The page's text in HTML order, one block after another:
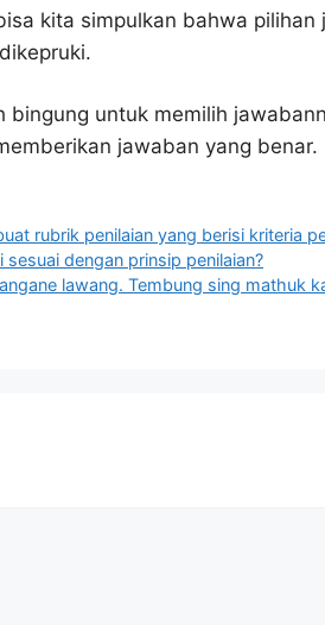
kita simpulkan bahwa pilihan
untuk memilih
jawaban yang benar.
rubrik penilaian yang berisi kriteria
dengan prinsip penilaian?
lawang. Tembung sing mathuk